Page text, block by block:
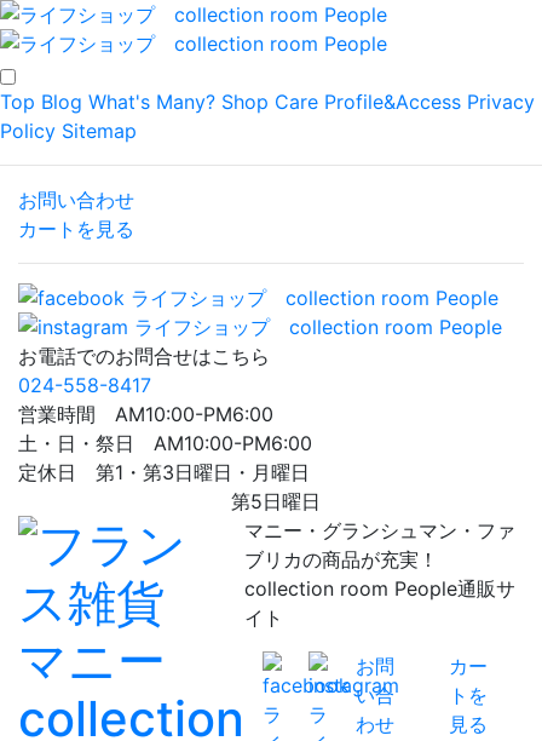
Top Blog What's Many? Shop Care Profile&Access Privacy
Policy Sitemap
お問い合わせ
カートを見る
お電話でのお問合せはこちら
024-558-8417
営業時間 AM10:00-PM6:00
土・日・祭日 AM10:00-PM6:00
定休日 第1・第3日曜日・月曜日
第5日曜日
マニー・グランシュマン・ファ
ブリカの商品が充実！
collection room People通販サ
イト
お問
い合
わせ
カー
トを
見る